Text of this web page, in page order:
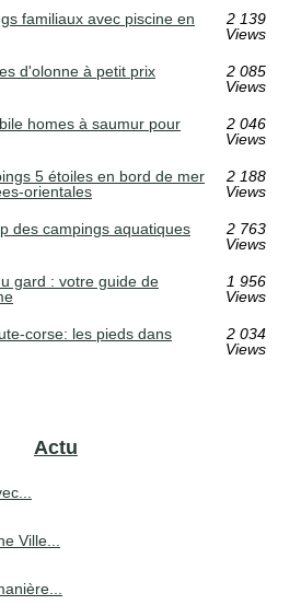
familiaux avec piscine en
2 139
Views
d'olonne à petit prix
2 085
Views
homes à saumur pour
2 046
Views
5 étoiles en bord de mer
orientales
2 188
Views
des campings aquatiques
2 763
Views
gard : votre guide de
1 956
Views
corse: les pieds dans
2 034
Views
Actu
Ville...